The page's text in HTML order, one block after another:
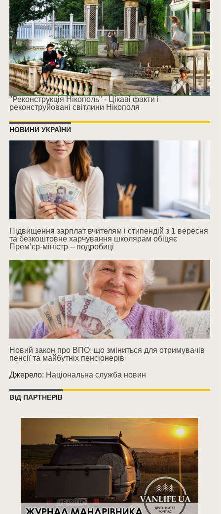
"Реконструкція Нікополь" - Цікаві факти і
реконструйовані світлини Нікополя
НОВИНИ УКРАЇНИ
Підвищення зарплат вчителям і стипендій з 1 вересня
та безкоштовне харчування школярам обіцяє
Прем’єр-міністр – подробиці
Новий закон про ВПО: що зміниться для отримувачів
пенсії та майбутніх пенсіонерів
Джерело: Національна служба новин
ВІД ПАРТНЕРІВ